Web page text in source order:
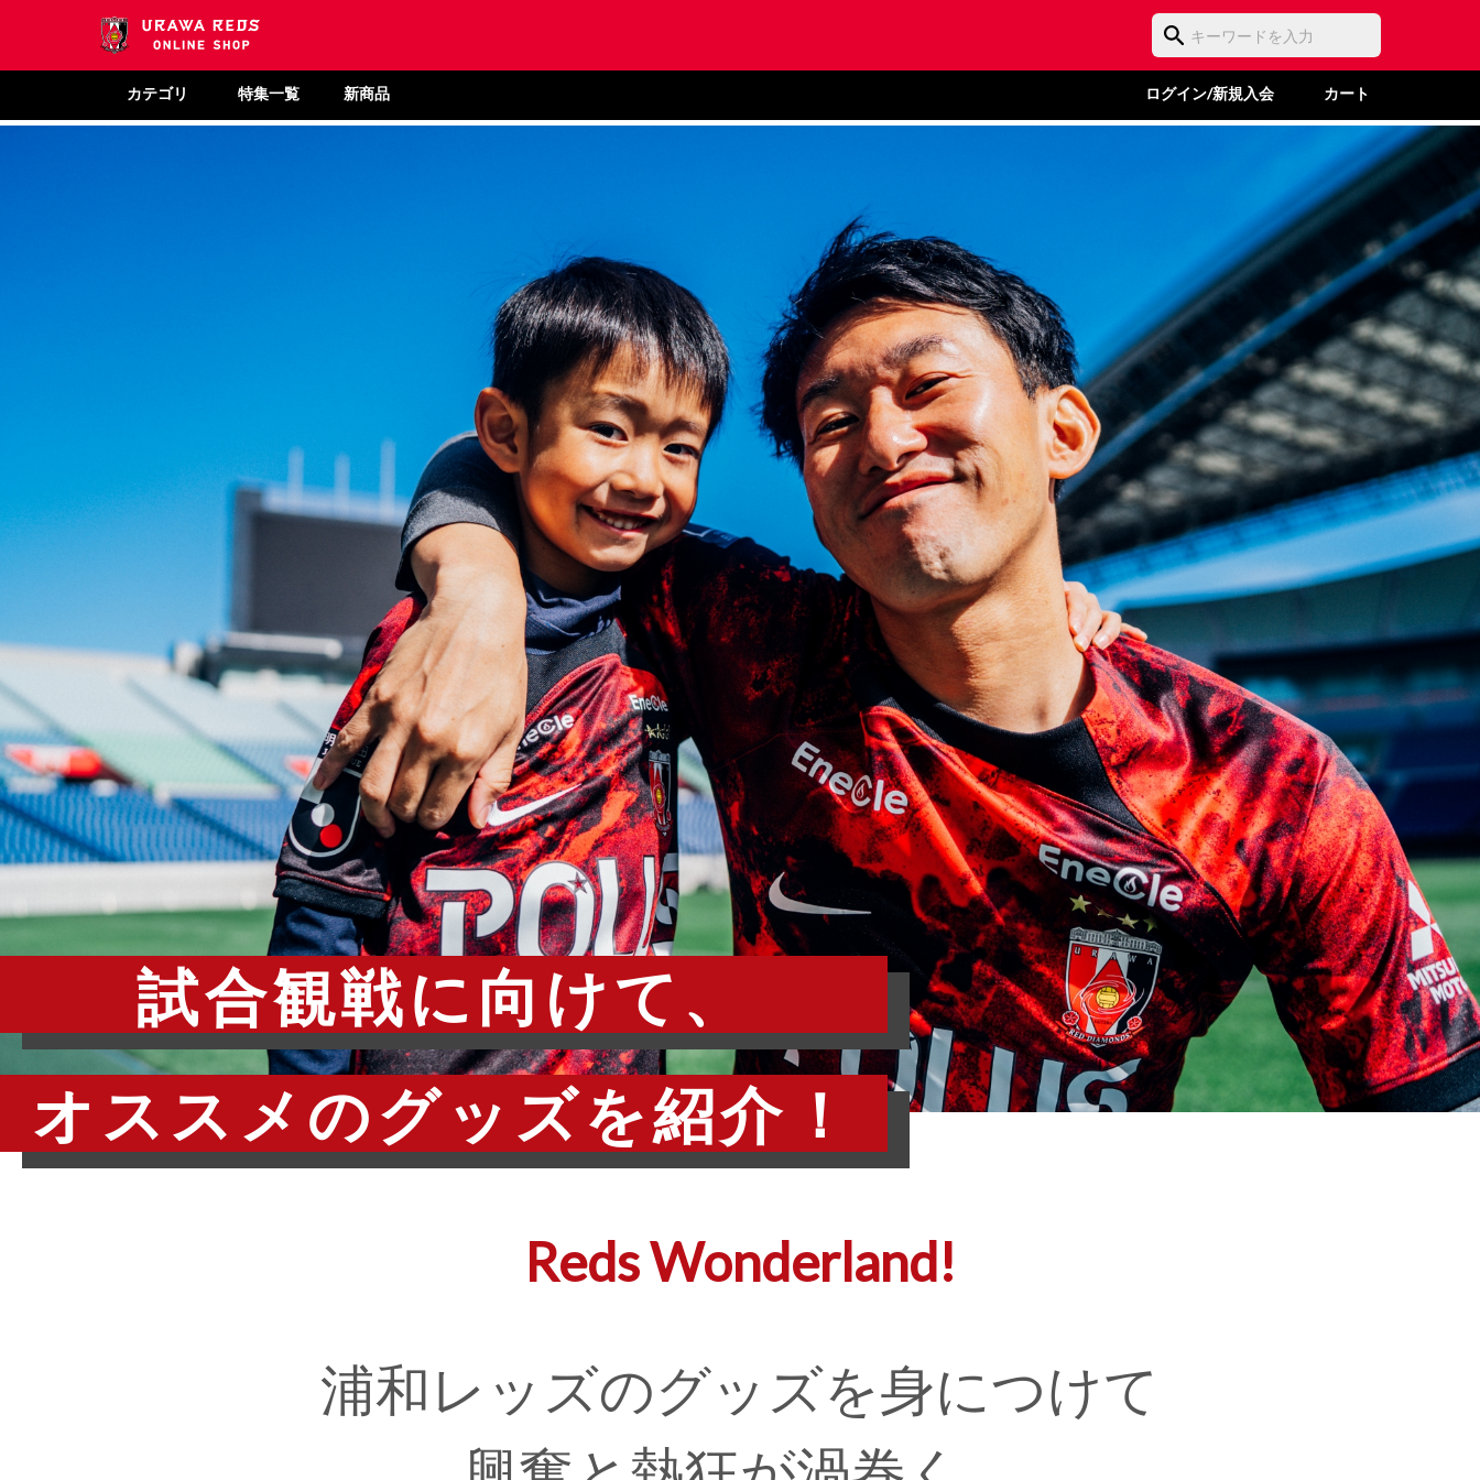
カテゴリ 特集一覧 新商品 ログイン/新規入会 カート
試合観戦に向けて、
オススメのグッズを紹介！
Reds Wonderland!
浦和レッズのグッズを身につけて